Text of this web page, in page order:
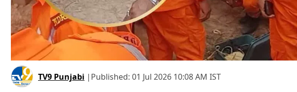
TV9 Punjabi | Published: 01 Jul 2026 10:08 AM IST